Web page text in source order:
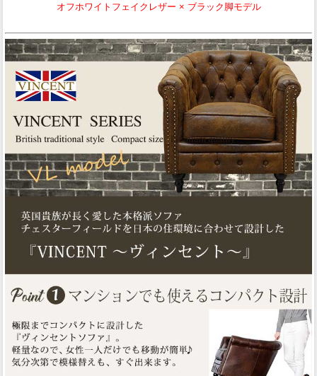
オフホワイトフェイクレザー × ブラック脚モデル